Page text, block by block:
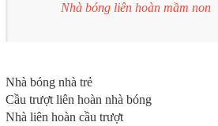
Nhà bóng liên hoàn mầm non
Nhà bóng nhà trẻ
Cầu trượt liên hoàn nhà bóng
Nhà liên hoàn cầu trượt